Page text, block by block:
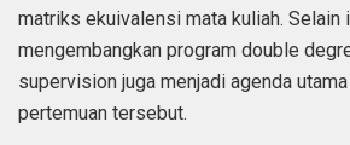
matriks ekuivalensi mata kuliah. Selain
mengembangkan program double
supervision juga menjadi agenda
pertemuan tersebut.